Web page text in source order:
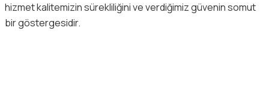
hizmet kalitemizin sürekliliğini ve verdiğimiz güvenin somut
bir göstergesidir.